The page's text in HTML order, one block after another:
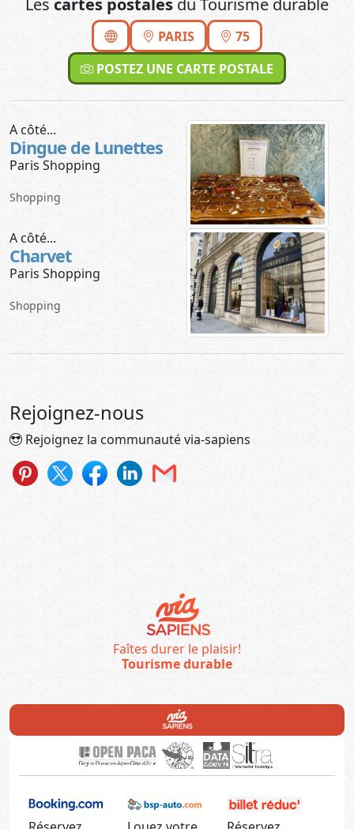
PARIS
75
POSTEZ UNE CARTE POSTALE
A côté...
Dingue de Lunettes
Paris Shopping
Shopping
A côté...
Charvet
Paris Shopping
Shopping
Rejoignez-nous
Rejoignez la communauté via-sapiens
Faîtes durer le plaisir!
Tourisme durable